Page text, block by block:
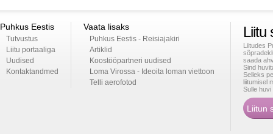
Puhkus Eestis
Tutvustus
Liitu portaaliga
Uudised
Kontaktandmed
Vaata lisaks
Puhkus Eestis - Reisiajakiri
Artiklid
Koostööpartneri uudised
Loma Virossa - Ideoita loman viettoon
Telli aerofotod
Liitu
Liitudes
saada
Sind
Selleks
liitumisel
Sulle